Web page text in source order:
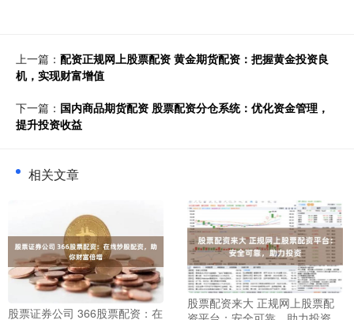
上一篇： 配资正规网上股票配资 黄金期货配资：把握黄金投资良
机，实现财富增值
下一篇： 国内商品期货配资 股票配资分仓系统：优化资金管理，
提升投资收益
相关文章
股票证券公司 366股票配资：在
股票配资来大 正规网上股票配